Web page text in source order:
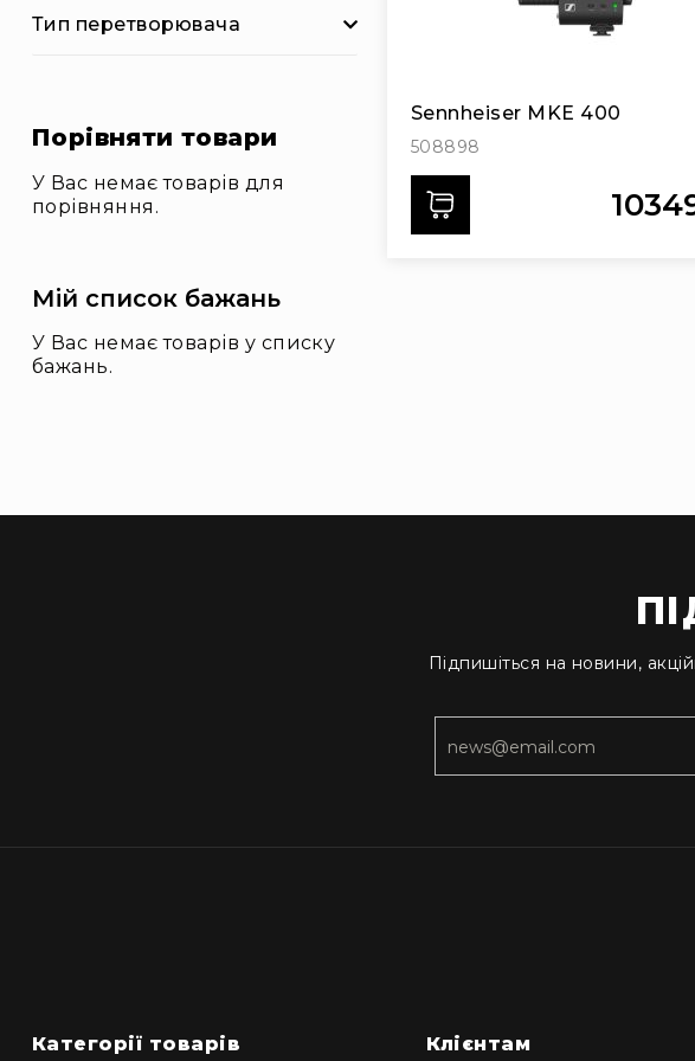
о
ії
Новини
Бренди
Sennheiser MKE 400
508898
Тип перетворювача
Порівняти товари
У Вас немає товарів для
порівняння.
Мій список бажань
У Вас немає товарів у списку
бажань.
Підпишіться на новини,
Категорії товарів Клієнтам